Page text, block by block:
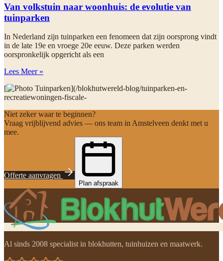
Van volkstuin naar woonhuis: de evolutie van
tuinparken
In Nederland zijn tuinparken een fenomeen dat zijn oorsprong vindt
in de late 19e en vroege 20e eeuw. Deze parken werden
oorspronkelijk opgericht als een
Lees Meer »
[
](/blokhutwereld-blog/tuinparken-en-
recreatiewoningen-fiscale-
Niet zeker waar te beginnen?
Vraag vrijblijvend advies — ons team in Amstelveen denkt met u
mee.
Offerte aanvragen
Plan afspraak
Al sinds 2008 specialist in blokhutten, tuinhuizen en maatwerk.